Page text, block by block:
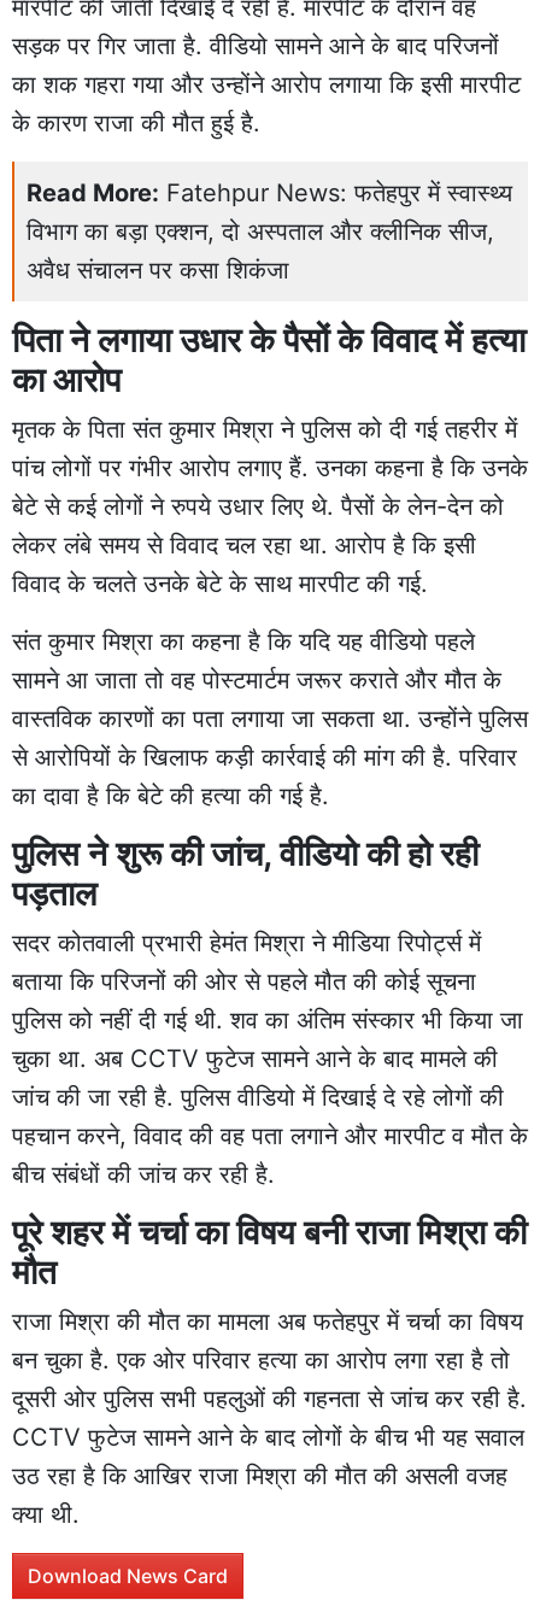
मारपीट की जाती दिखाई दे रही है. मारपीट के दौरान वह
सड़क पर गिर जाता है. वीडियो सामने आने के बाद परिजनों
का शक गहरा गया और उन्होंने आरोप लगाया कि इसी मारपीट
के कारण राजा की मौत हुई है.
Read More: Fatehpur News: फतेहपुर में स्वास्थ्य
विभाग का बड़ा एक्शन, दो अस्पताल और क्लीनिक सीज,
अवैध संचालन पर कसा शिकंजा
पिता ने लगाया उधार के पैसों के विवाद में हत्या
का आरोप
मृतक के पिता संत कुमार मिश्रा ने पुलिस को दी गई तहरीर में
पांच लोगों पर गंभीर आरोप लगाए हैं. उनका कहना है कि उनके
बेटे से कई लोगों ने रुपये उधार लिए थे. पैसों के लेन-देन को
लेकर लंबे समय से विवाद चल रहा था. आरोप है कि इसी
विवाद के चलते उनके बेटे के साथ मारपीट की गई.
संत कुमार मिश्रा का कहना है कि यदि यह वीडियो पहले
सामने आ जाता तो वह पोस्टमार्टम जरूर कराते और मौत के
वास्तविक कारणों का पता लगाया जा सकता था. उन्होंने पुलिस
से आरोपियों के खिलाफ कड़ी कार्रवाई की मांग की है. परिवार
का दावा है कि बेटे की हत्या की गई है.
पुलिस ने शुरू की जांच, वीडियो की हो रही
पड़ताल
सदर कोतवाली प्रभारी हेमंत मिश्रा ने मीडिया रिपोर्ट्स में
बताया कि परिजनों की ओर से पहले मौत की कोई सूचना
पुलिस को नहीं दी गई थी. शव का अंतिम संस्कार भी किया जा
चुका था. अब CCTV फुटेज सामने आने के बाद मामले की
जांच की जा रही है. पुलिस वीडियो में दिखाई दे रहे लोगों की
पहचान करने, विवाद की वह पता लगाने और मारपीट व मौत के
बीच संबंधों की जांच कर रही है.
पूरे शहर में चर्चा का विषय बनी राजा मिश्रा की
मौत
राजा मिश्रा की मौत का मामला अब फतेहपुर में चर्चा का विषय
बन चुका है. एक ओर परिवार हत्या का आरोप लगा रहा है तो
दूसरी ओर पुलिस सभी पहलुओं की गहनता से जांच कर रही है.
CCTV फुटेज सामने आने के बाद लोगों के बीच भी यह सवाल
उठ रहा है कि आखिर राजा मिश्रा की मौत की असली वजह
क्या थी.
Download News Card